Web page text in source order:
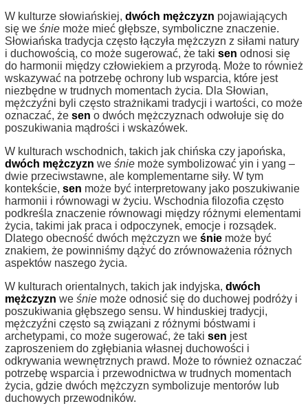
W kulturze słowiańskiej, dwóch mężczyzn pojawiających
się we śnie może mieć głębsze, symboliczne znaczenie.
Słowiańska tradycja często łączyła mężczyzn z siłami natury
i duchowością, co może sugerować, że taki sen odnosi się
do harmonii między człowiekiem a przyrodą. Może to również
wskazywać na potrzebę ochrony lub wsparcia, które jest
niezbędne w trudnych momentach życia. Dla Słowian,
mężczyźni byli często strażnikami tradycji i wartości, co może
oznaczać, że sen o dwóch mężczyznach odwołuje się do
poszukiwania mądrości i wskazówek.
W kulturach wschodnich, takich jak chińska czy japońska,
dwóch mężczyzn we śnie może symbolizować yin i yang –
dwie przeciwstawne, ale komplementarne siły. W tym
kontekście, sen może być interpretowany jako poszukiwanie
harmonii i równowagi w życiu. Wschodnia filozofia często
podkreśla znaczenie równowagi między różnymi elementami
życia, takimi jak praca i odpoczynek, emocje i rozsądek.
Dlatego obecność dwóch mężczyzn we śnie może być
znakiem, że powinniśmy dążyć do zrównoważenia różnych
aspektów naszego życia.
W kulturach orientalnych, takich jak indyjska, dwóch
mężczyzn we śnie może odnosić się do duchowej podróży i
poszukiwania głębszego sensu. W hinduskiej tradycji,
mężczyźni często są związani z różnymi bóstwami i
archetypami, co może sugerować, że taki sen jest
zaproszeniem do zgłębiania własnej duchowości i
odkrywania wewnętrznych prawd. Może to również oznaczać
potrzebę wsparcia i przewodnictwa w trudnych momentach
życia, gdzie dwóch mężczyzn symbolizuje mentorów lub
duchowych przewodników.